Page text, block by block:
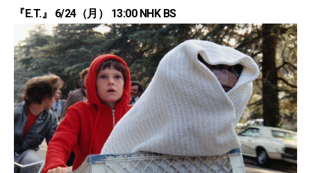
『E.T.』 6/24（月） 13:00 NHK BS